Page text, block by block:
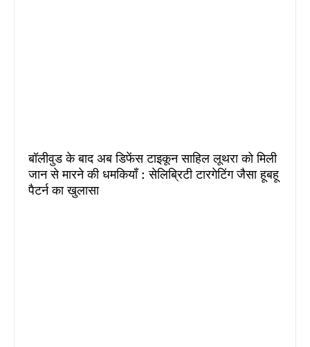
बॉलीवुड के बाद अब डिफेंस टाइकून साहिल लूथरा को मिली
जान से मारने की धमकियाँ : सेलिब्रिटी टारगेटिंग जैसा हूबहू
पैटर्न का खुलासा